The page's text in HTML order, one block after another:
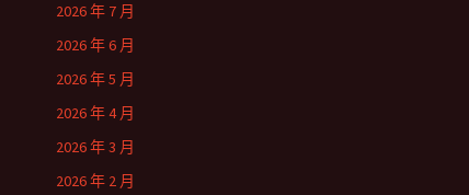
2026 年 7 月
2026 年 6 月
2026 年 5 月
2026 年 4 月
2026 年 3 月
2026 年 2 月